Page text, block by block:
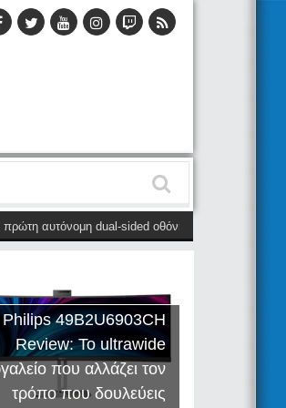
αυτόνομη dual-sided οθόνη (28 Μαΐου)
Philips 49B2U6903CH
Review: Το ultrawide
που αλλάζει τον
τρόπο που δουλεύεις